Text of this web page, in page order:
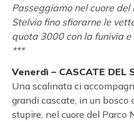
Passeggiamo nel cuore
Stelvio fino sfiorarne le
quota 3000 con la funivia
***
Venerdì – CASCATE DEL
Una scalinata ci
grandi cascate, in un bosco
stupire, nel cuore del Parco